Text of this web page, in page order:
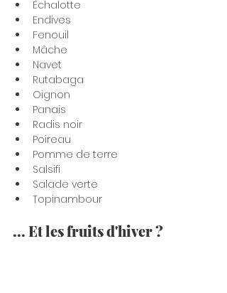
Échalotte
Endives
Fenouil
Mâche
Navet
Rutabaga
Oignon
Panais
Radis noir
Poireau
Pomme de terre
Salsifi
Salade verte
Topinambour
... Et les fruits d'hiver ?